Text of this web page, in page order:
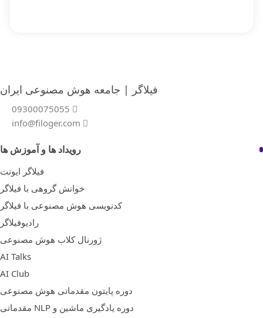
فیلاگر | جامعه هوش مصنوعی ایران
09300075055
info@filoger.com
رویداد ها و آموزش ها
فیلاگر ایونت
خوانش گروهی با فیلاگر
کدنویسی هوش مصنوعی با فیلاگر
رادیوفیلاگر
ژورنال کلاب هوش مصنوعی
AI Talks
AI Club
دوره پایتون مقدماتی هوش مصنوعی
دوره یادگیری ماشین و NLP مقدماتی